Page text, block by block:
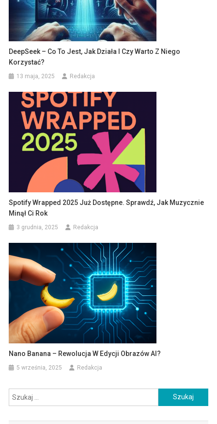
DeepSeek – Co To Jest, Jak Działa I Czy Warto Z Niego
Korzystać?
13 maja, 2025 Redakcja
Spotify Wrapped 2025 Już Dostępne. Sprawdź, Jak Muzycznie
Minął Ci Rok
3 grudnia, 2025 Redakcja
Nano Banana – Rewolucja W Edycji Obrazów AI?
5 września, 2025 Redakcja
Szukaj: